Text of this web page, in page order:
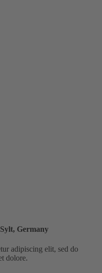
Germany
adipiscing elit, sed do
dolore.